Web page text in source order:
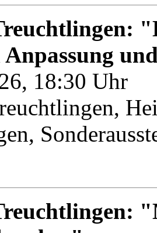
Anpassung
18:30 Uhr